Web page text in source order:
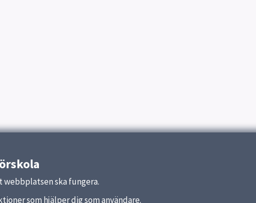
webbplatsen ska fungera.
som hjälper dig som användare.